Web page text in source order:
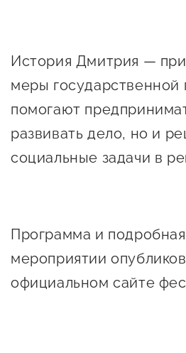
Сообщить о нарушении
Сервисы для бизнеса
Общая информация
Органы управления и
История Дмитрия —
меры государственной
помогают
развивать дело, но и
социальные задачи в
Программа и
мероприятии
официальном сайте